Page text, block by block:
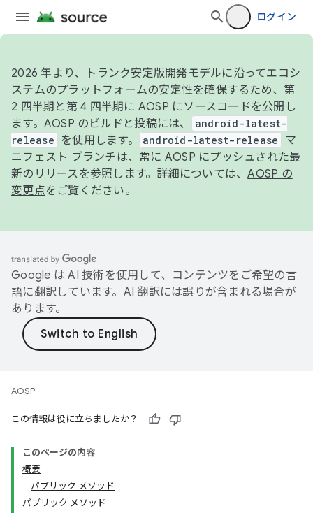
ログイン
2026 年より、トランク安定版開発モデルに沿ってエコシ
ステムのプラットフォームの安定性を確保するため、第
2 四半期と第 4 四半期に AOSP にソースコードを公開し
ます。AOSP のビルドと投稿には、
android-latest-
release
を使用します。 android-latest-release
マ
ニフェスト ブランチは、常に AOSP にプッシュされた最
新のリリースを参照します。詳細については、AOSP の
変更点をご覧ください。
Google は AI 技術を使用して、コンテンツをご希望の言
語に翻訳しています。AI 翻訳には誤りが含まれる場合が
あります。
AOSP
この情報は役に立ちましたか？
このページの内容
概要
パブリック メソッド
パブリック メソッド